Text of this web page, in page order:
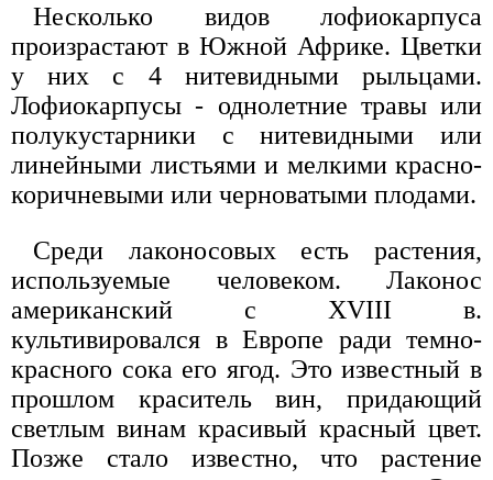
Несколько видов лофиокарпуса
произрастают в Южной Африке. Цветки
у них с 4 нитевидными рыльцами.
Лофиокарпусы - однолетние травы или
полукустарники с нитевидными или
линейными листьями и мелкими красно-
коричневыми или черноватыми плодами.
Среди лаконосовых есть растения,
используемые человеком. Лаконос
американский с XVIII в.
культивировался в Европе ради темно-
красного сока его ягод. Это известный в
прошлом краситель вин, придающий
светлым винам красивый красный цвет.
Позже стало известно, что растение